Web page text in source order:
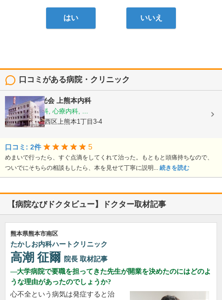
はい いいえ
口コミがある病院・クリニック
医療法人陽光会 上熊本内科
内科, 神経内科, 心療内科, ...
熊本県熊本市西区上熊本1丁目3-4
口コミ: 2件 5
めまいで行ったら、すぐ点滴をしてくれて治った。もともと頭痛持ちなので、
ついでにそちらの相談もしたら、本を見せて丁寧に説明... 続きを読む
【病院なびドクタビュー】ドクター取材記事
熊本県熊本市南区
たかしお内科ハートクリニック
高潮 征爾 院長 取材記事
大学病院で要職を担ってきた先生が開業を決めたのにはどのよ
うな理由があったのでしょうか?
心不全という病気は発症すると治